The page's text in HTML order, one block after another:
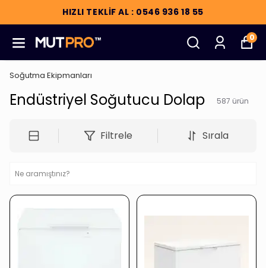
HIZLI TEKLİF AL : 0546 936 18 55
0
Soğutma Ekipmanları
Endüstriyel Soğutucu Dolap 587 ürün
Filtrele Sırala